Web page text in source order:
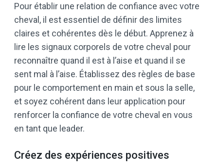
Pour établir une relation de confiance avec votre
cheval, il est essentiel de définir des limites
claires et cohérentes dès le début. Apprenez à
lire les signaux corporels de votre cheval pour
reconnaître quand il est à l’aise et quand il se
sent mal à l’aise. Établissez des règles de base
pour le comportement en main et sous la selle,
et soyez cohérent dans leur application pour
renforcer la confiance de votre cheval en vous
en tant que leader.
Créez des expériences positives